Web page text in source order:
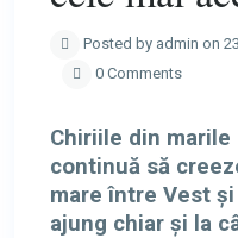
Posted by admin on
0 Comments
Chiriile din
continuă să
mare între Vest
ajung chiar și la